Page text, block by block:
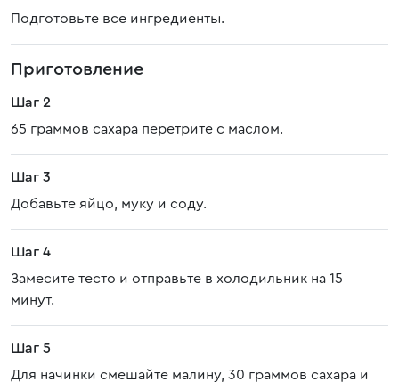
Подготовьте все ингредиенты.
Приготовление
Шаг 2
65 граммов сахара перетрите с маслом.
Шаг 3
Добавьте яйцо, муку и соду.
Шаг 4
Замесите тесто и отправьте в холодильник на 15
минут.
Шаг 5
Для начинки смешайте малину, 30 граммов сахара и